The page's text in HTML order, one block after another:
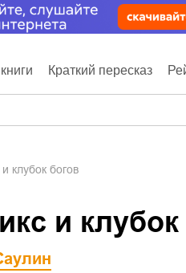
Краткий пересказ
клубок богов
и клубок